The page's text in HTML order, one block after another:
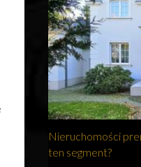
Nieruchomości
ten segment?